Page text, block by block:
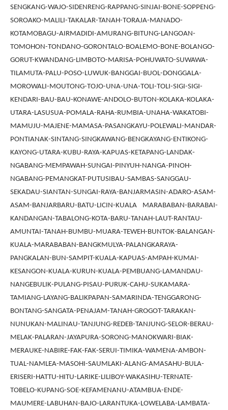
SENGKANG-WAJO-SIDENRENG-RAPPANG-SINJAI-BONE-SOPPENG-
SOROAKO-MALILI-TAKALAR-TANAH-TORAJA-MANADO-
KOTAMOBAGU-AIRMADIDI-AMURANG-BITUNG-LANGOAN-
TOMOHON-TONDANO-GORONTALO-BOALEMO-BONE-BOLANGO-
GORUT-KWANDANG-LIMBOTO-MARISA-POHUWATO-SUWAWA-
TILAMUTA-PALU-POSO-LUWUK-BANGGAI-BUOL-DONGGALA-
MOROWALI-MOUTONG-TOJO-UNA-UNA-TOLI-TOLI-SIGI-SIGI-
KENDARI-BAU-BAU-KONAWE-ANDOLO-BUTON-KOLAKA-KOLAKA-
UTARA-LASUSUA-POMALA-RAHA-RUMBIA-UNAHA-WAKATOBI-
MAMUJU-MAJENE-MAMASA-PASANGKAYU-POLEWALI-MANDAR-
PONTIANAK-SINTANG-SINGKAWANG-BENGKAYANG-ENTIKONG-
KAYONG-UTARA-KUBU-RAYA-KAPUAS-KETAPANG-LANDAK-
NGABANG-MEMPAWAH-SUNGAI-PINYUH-NANGA-PINOH-
NGABANG-PEMANGKAT-PUTUSIBAU-SAMBAS-SANGGAU-
SEKADAU-SIANTAN-SUNGAI-RAYA-BANJARMASIN-ADARO-ASAM-
ASAM-BANJARBARU-BATU-LICIN-KUALA MARABABAN-BARABAI-
KANDANGAN-TABALONG-KOTA-BARU-TANAH-LAUT-RANTAU-
AMUNTAI-TANAH-BUMBU-MUARA-TEWEH-BUNTOK-BALANGAN-
KUALA-MARABABAN-BANGKMULYA-PALANGKARAYA-
PANGKALAN-BUN-SAMPIT-KUALA-KAPUAS-AMPAH-KUMAI-
KESANGON-KUALA-KURUN-KUALA-PEMBUANG-LAMANDAU-
NANGEBULIK-PULANG-PISAU-PURUK-CAHU-SUKAMARA-
TAMIANG-LAYANG-BALIKPAPAN-SAMARINDA-TENGGARONG-
BONTANG-SANGATA-PENAJAM-TANAH-GROGOT-TARAKAN-
NUNUKAN-MALINAU-TANJUNG-REDEB-TANJUNG-SELOR-BERAU-
MELAK-PALARAN-JAYAPURA-SORONG-MANOKWARI-BIAK-
MERAUKE-NABIRE-FAK-FAK-SERUI-TIMIKA-WAMENA-AMBON-
TUAL-NAMLEA-MASOHI-SAUMLAKI-ALANG-AMASAHU-BULA-
ERISERI-HATTU-HITU-LARIKE-LILIBOY-WAKASIHU-TERNATE-
TOBELO-KUPANG-SOE-KEFAMENANU-ATAMBUA-ENDE-
MAUMERE-LABUHAN-BAJO-LARANTUKA-LOWELABA-LAMBATA-